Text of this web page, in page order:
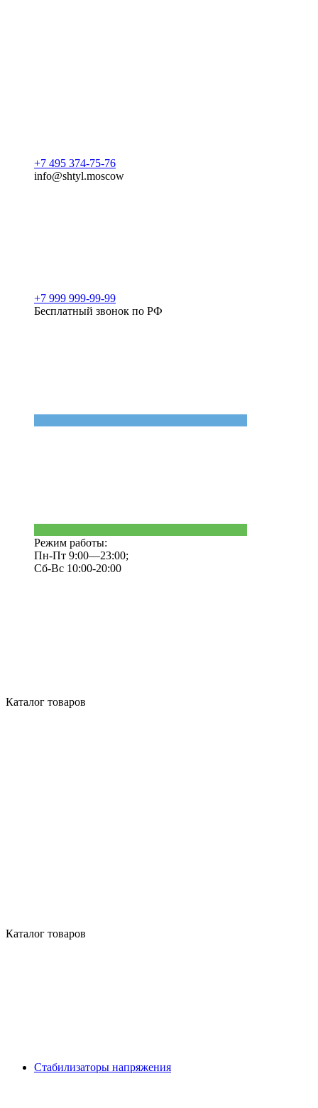
+7 495 374-75-76
info@shtyl.moscow
+7 999 999-99-99
Бесплатный звонок по РФ
Режим работы:
Пн-Пт 9:00—23:00;
Сб-Вс 10:00-20:00
Каталог товаров
Каталог товаров
Стабилизаторы напряжения